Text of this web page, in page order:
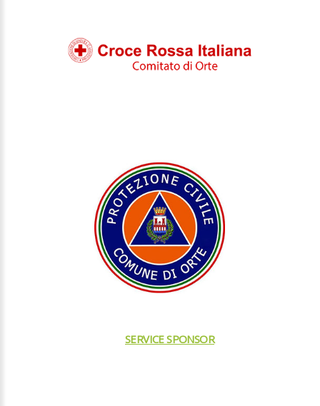
SERVICE SPONSOR